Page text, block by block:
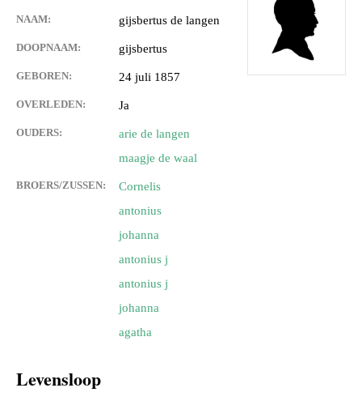
NAAM: gijsbertus de langen
DOOPNAAM: gijsbertus
GEBOREN: 24 juli 1857
OVERLEDEN: Ja
OUDERS:
arie de langen
maagje de waal
BROERS/ZUSSEN:
Cornelis
antonius
johanna
antonius j
antonius j
johanna
agatha
Levensloop